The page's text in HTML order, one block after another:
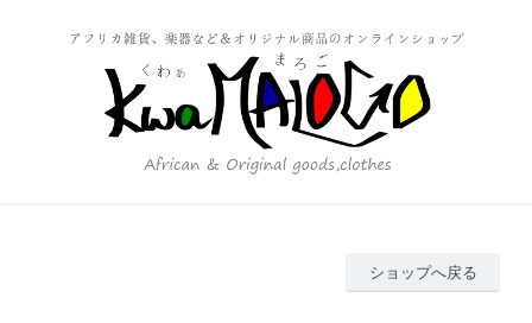
ショップへ戻る